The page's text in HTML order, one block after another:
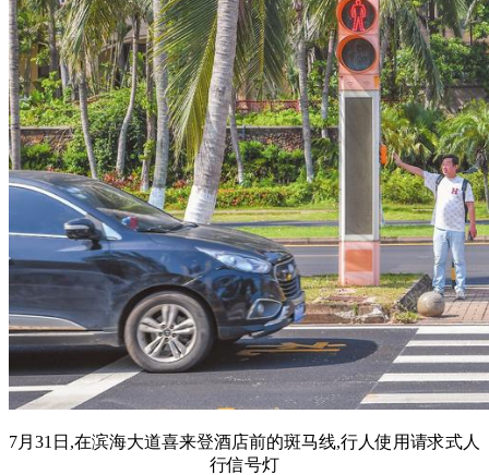
7月31日,在滨海大道喜来登酒店前的斑马线,行人使用请求式人
行信号灯